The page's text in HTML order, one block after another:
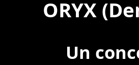
ORYX
Un